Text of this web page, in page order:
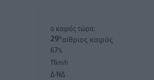
o καιρός τώρα:
29°αίθριος καιρός
67%
11km/h
Δ-ΝΔ